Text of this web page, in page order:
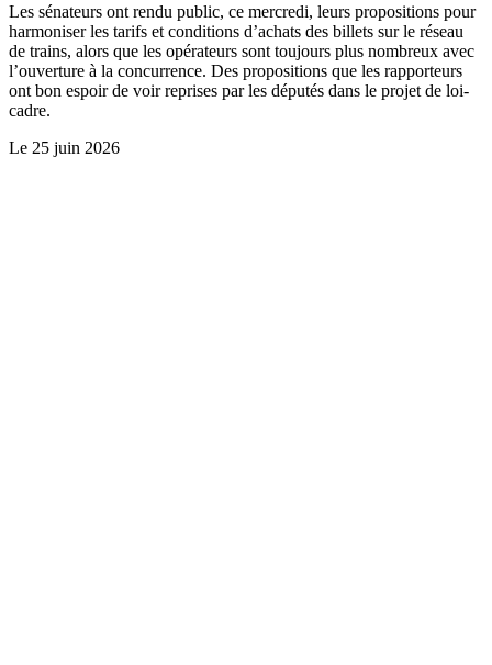
Les sénateurs ont rendu public, ce mercredi, leurs propositions pour
harmoniser les tarifs et conditions d’achats des billets sur le réseau
de trains, alors que les opérateurs sont toujours plus nombreux avec
l’ouverture à la concurrence. Des propositions que les rapporteurs
ont bon espoir de voir reprises par les députés dans le projet de loi-
cadre.
Le 25 juin 2026